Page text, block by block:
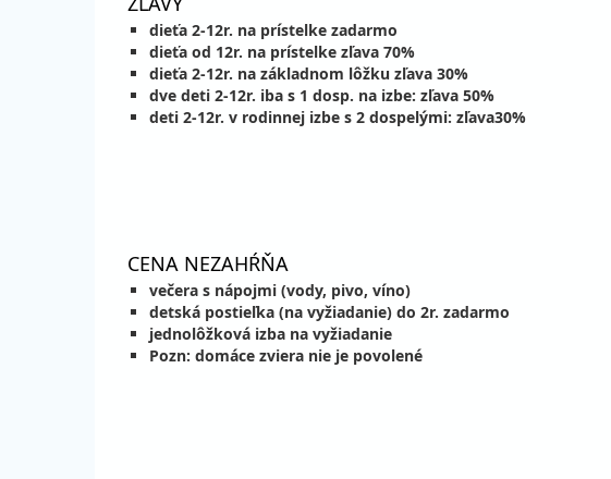
sobota - sobota
05.09. - 13.09.26
sobota - nedeľa
12.09. - 19.09.26
sobota - sobota
raňajky
vlastná
19.09. - 27.09.26
sobota - nedeľa
26.09. - 03.10.26
sobota - sobota
raňajky
dieťa 2-12r. na prístelke zadarmo
dieťa od 12r. na prístelke zľava 70%
dieťa 2-12r. na základnom lôžku zľava 30%
dve deti 2-12r. iba s 1 dosp. na izbe: zľava 50%
deti 2-12r. v rodinnej izbe s 2 dospelými: zľava30%
CENA NEZAHŔŇA
večera s nápojmi (vody, pivo, víno)
detská postieľka (na vyžiadanie) do 2r. zadarmo
jednolôžková izba na vyžiadanie
Pozn: domáce zviera nie je povolené